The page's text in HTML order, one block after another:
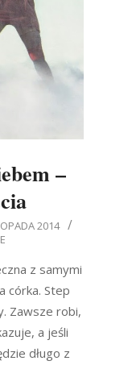
–
2014
z samymi
córka. Step
Zawsze robi,
a jeśli
długo z